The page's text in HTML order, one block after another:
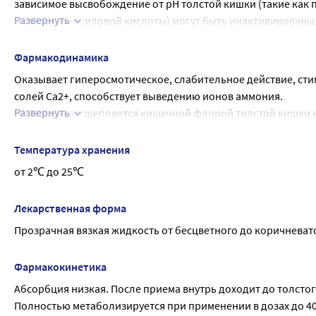
зависимое высвобождение от pH толстой кишки (такие как
5-аминосалициловой кислоты) могут быть
лактобактерий и бифидобактерий (в т.ч. неомицин,
Развернуть
Фармакодинамика
Оказывает гиперосмотическое, слабительное действие,
солей Са2+, способствует выведению ионов аммония.
Лактулоза расщепляется кишечной флорой толстой
стимулируют перистальтику кишечника и оказывают
физиологический ритм опорожнення толстого кишечника.
При печеночной энцефалопатии эффект приписывается
кишки, опорожнению кишечника вследствие снижения pH
азотсодержащих токсических веществ путем стимуляции
как становится возможным подавление роста
обеспечивает более благоприятный баланс кишечной
Развернуть
Температура хранения
от 2℃ до 25℃
Лекарственная форма
Прозрачная вязкая жидкость от бесцветного до
Фармакокинетика
Абсорбция низкая. После приема внутрь доходит до
Полностью метаболизируется при применении в дозах до